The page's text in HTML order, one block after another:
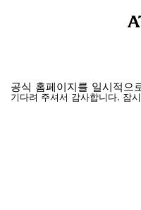
공식 홈페이지를 일시적으
기다려 주셔서 감사합니다. 잠